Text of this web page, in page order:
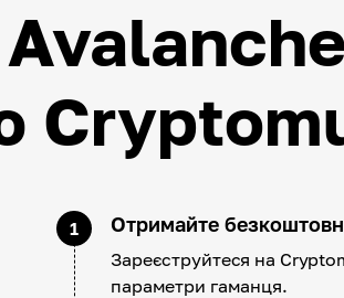
1 Отримайте
Зареєструйтеся на
параметри гаманця.